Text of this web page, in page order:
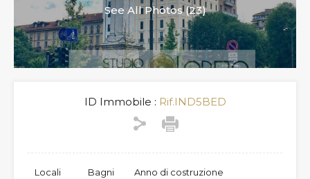
See All Photos (23)
ID Immobile : Rif.IND5BED
Locali Bagni Anno di costruzione